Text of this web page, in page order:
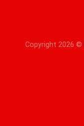
Copyright 2026 ©